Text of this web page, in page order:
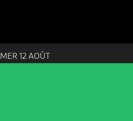
MER 12 AOÛT